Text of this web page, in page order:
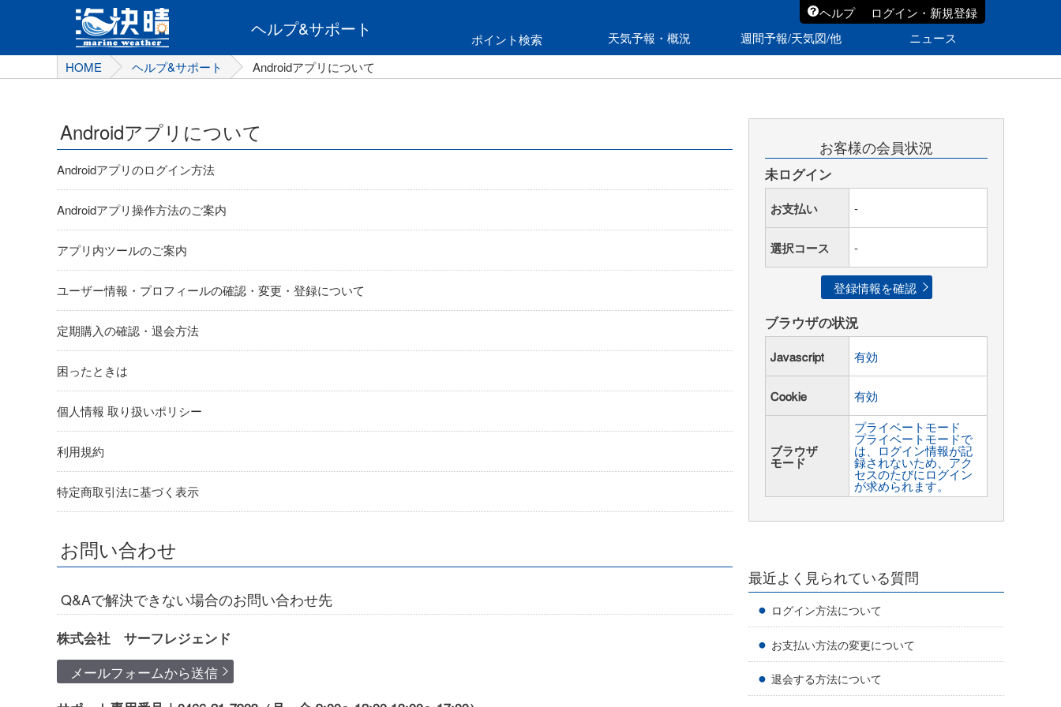
ヘルプ&サポート
ヘルプ
ログイン・新規登録
ポイント検索
天気予報・概況 週間予報/天気図/他
ニュース
HOME
ヘルプ&サポート Androidアプリについて
Androidアプリについて
Androidアプリのログイン方法
Androidアプリ操作方法のご案内
アプリ内ツールのご案内
ユーザー情報・プロフィールの確認・変更・登録について
定期購入の確認・退会方法
困ったときは
個人情報 取り扱いポリシー
利用規約
特定商取引法に基づく表示
お問い合わせ
Q&Aで解決できない場合のお問い合わせ先
株式会社 サーフレジェンド
メールフォームから送信
お客様の会員状況
未ログイン
お支払い -
選択コース -
登録情報を確認
ブラウザの状況
Javascript 有効
Cookie 有効
ブラウザ
モード
プライベートモード
プライベートモードで
は、ログイン情報が記
録されないため、アク
セスのたびにログイン
が求められます。
最近よく見られている質問
ログイン方法について
お支払い方法の変更について
退会する方法について